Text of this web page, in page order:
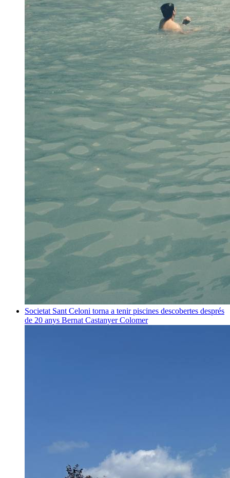
Societat Sant Celoni torna a tenir piscines descobertes després
de 20 anys Bernat Castanyer Colomer